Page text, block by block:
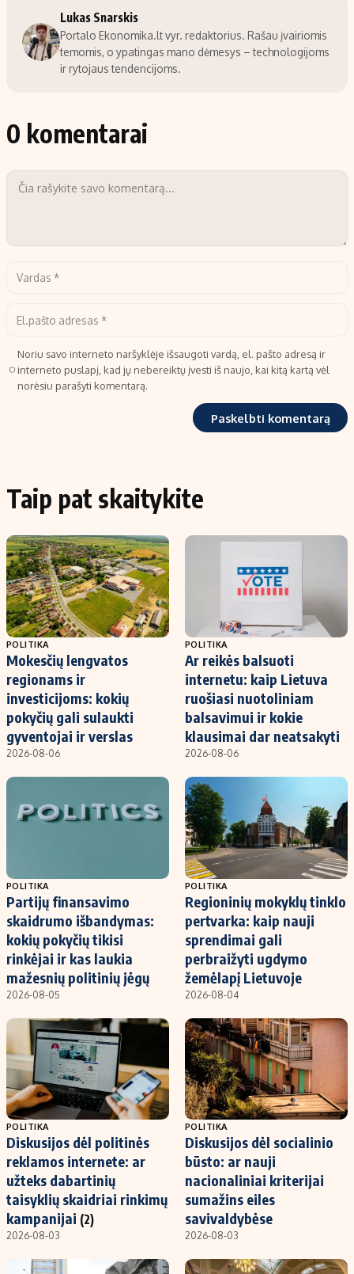
Lukas Snarskis
Portalo Ekonomika.lt vyr. redaktorius. Rašau įvairiomis
temomis, o ypatingas mano dėmesys – technologijoms
ir rytojaus tendencijoms.
0 komentarai
Noriu savo interneto naršyklėje išsaugoti vardą, el. pašto adresą ir
interneto puslapį, kad jų nebereiktų įvesti iš naujo, kai kitą kartą vėl
norėsiu parašyti komentarą.
Taip pat skaitykite
POLITIKA
Mokesčių lengvatos
regionams ir
investicijoms: kokių
pokyčių gali sulaukti
gyventojai ir verslas
2026-08-06
POLITIKA
Ar reikės balsuoti
internetu: kaip Lietuva
ruošiasi nuotoliniam
balsavimui ir kokie
klausimai dar neatsakyti
2026-08-06
POLITIKA
Partijų finansavimo
skaidrumo išbandymas:
kokių pokyčių tikisi
rinkėjai ir kas laukia
mažesnių politinių jėgų
2026-08-05
POLITIKA
Regioninių mokyklų tinklo
pertvarka: kaip nauji
sprendimai gali
perbraižyti ugdymo
žemėlapį Lietuvoje
2026-08-04
POLITIKA
Diskusijos dėl politinės
reklamos internete: ar
užteks dabartinių
taisyklių skaidriai rinkimų
kampanijai (2)
2026-08-03
POLITIKA
Diskusijos dėl socialinio
būsto: ar nauji
nacionaliniai kriterijai
sumažins eiles
savivaldybėse
2026-08-03